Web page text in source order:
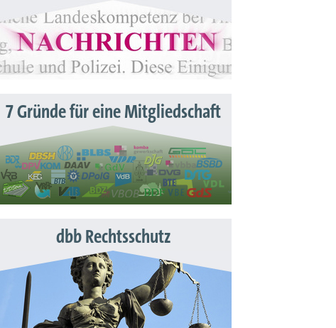
7 Gründe für eine Mitgliedschaft
dbb Rechtsschutz